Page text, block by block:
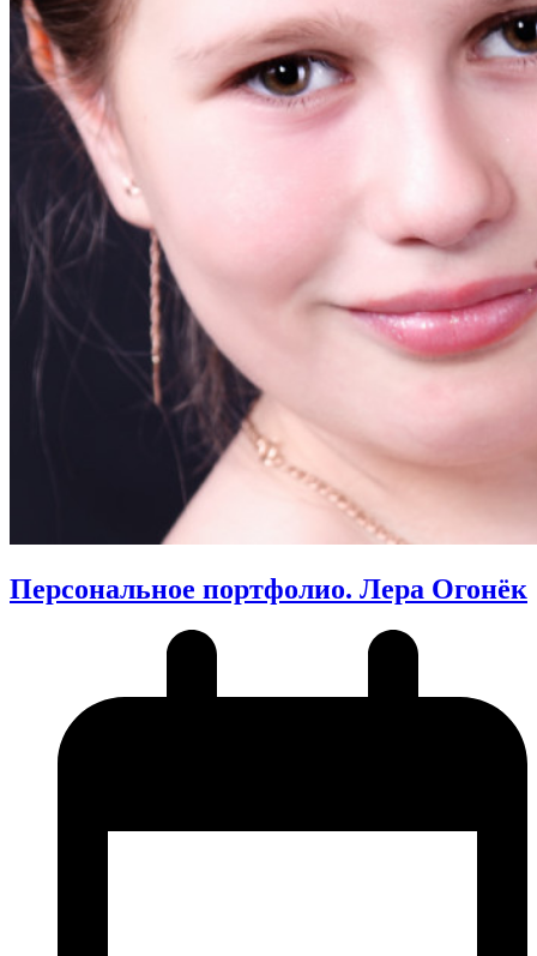
Персональное портфолио. Лера Огонёк